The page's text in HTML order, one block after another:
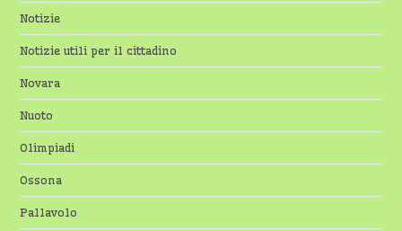
Notizie
Notizie utili per il cittadino
Novara
Nuoto
Olimpiadi
Ossona
Pallavolo